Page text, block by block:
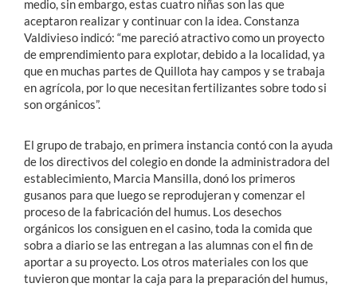
medio, sin embargo, estas cuatro niñas son las que
aceptaron realizar y continuar con la idea. Constanza
Valdivieso indicó: “me pareció atractivo como un proyecto
de emprendimiento para explotar, debido a la localidad, ya
que en muchas partes de Quillota hay campos y se trabaja
en agrícola, por lo que necesitan fertilizantes sobre todo si
son orgánicos”.
El grupo de trabajo, en primera instancia contó con la ayuda
de los directivos del colegio en donde la administradora del
establecimiento, Marcia Mansilla, donó los primeros
gusanos para que luego se reprodujeran y comenzar el
proceso de la fabricación del humus. Los desechos
orgánicos los consiguen en el casino, toda la comida que
sobra a diario se las entregan a las alumnas con el fin de
aportar a su proyecto. Los otros materiales con los que
tuvieron que montar la caja para la preparación del humus,